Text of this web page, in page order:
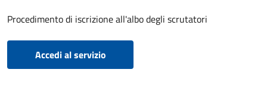
Procedimento di iscrizione all'albo degli scrutatori
Accedi al servizio